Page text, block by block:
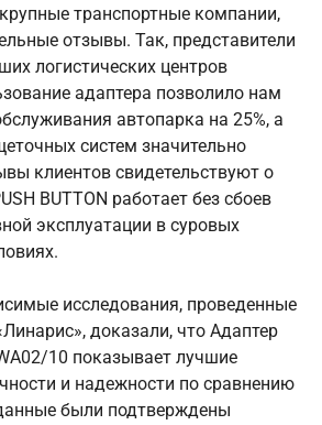
транспортные компании,
отзывы. Так, представители
логистических центров
адаптера позволило нам
автопарка на 25%, а
систем значительно
клиентов свидетельствуют о
BUTTON работает без сбоев
эксплуатации в суровых
исследования, проведенные
доказали, что Адаптер
10 показывает лучшие
и надежности по сравнению
были подтверждены